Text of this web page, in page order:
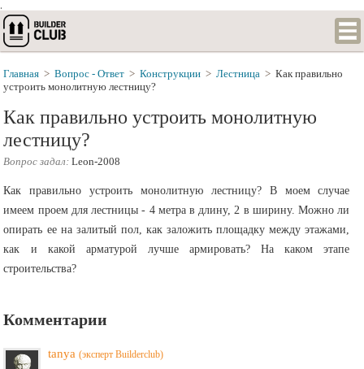
.
Главная > Вопрос - Ответ > Конструкции > Лестница > Как правильно
устроить монолитную лестницу?
Как правильно устроить монолитную
лестницу?
Вопрос задал: Leon-2008
Как правильно устроить монолитную лестницу? В моем случае
имеем проем для лестницы - 4 метра в длину, 2 в ширину. Можно ли
опирать ее на залитый пол, как заложить площадку между этажами,
как и какой арматурой лучше армировать? На каком этапе
строительства?
Комментарии
tanya (эксперт Builderclub)